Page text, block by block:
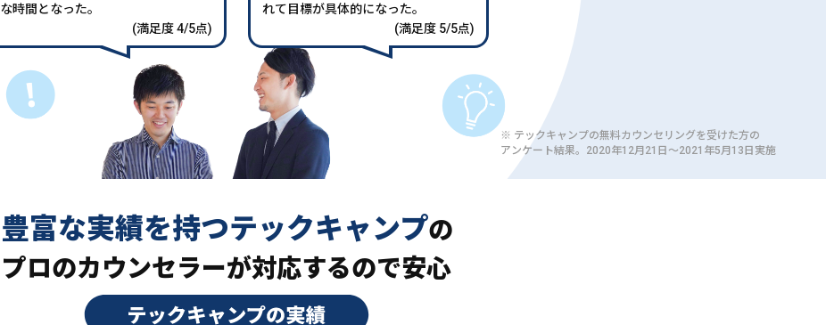
な時間となった。
(満足度 4/5点)
れて目標が具体的になった。
(満足度 5/5点)
※ テックキャンプの無料カウンセリングを受けた方の
アンケート結果。2020年12月21日〜2021年5月13日実施
豊富な実績を持つテックキャンプの
プロのカウンセラーが対応するので安心